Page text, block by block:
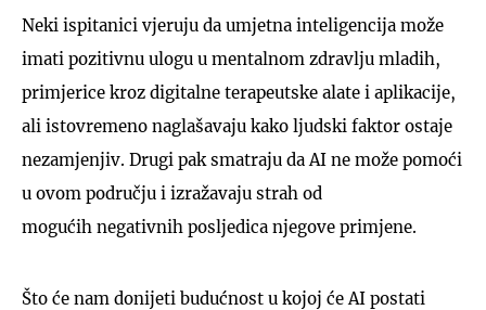
Neki ispitanici vjeruju da umjetna inteligencija može
imati pozitivnu ulogu u mentalnom zdravlju mladih,
primjerice kroz digitalne terapeutske alate i aplikacije,
ali istovremeno naglašavaju kako ljudski faktor ostaje
nezamjenjiv. Drugi pak smatraju da AI ne može pomoći
u ovom području i izražavaju strah od
mogućih negativnih posljedica njegove primjene.
Što će nam donijeti budućnost u kojoj će AI postati